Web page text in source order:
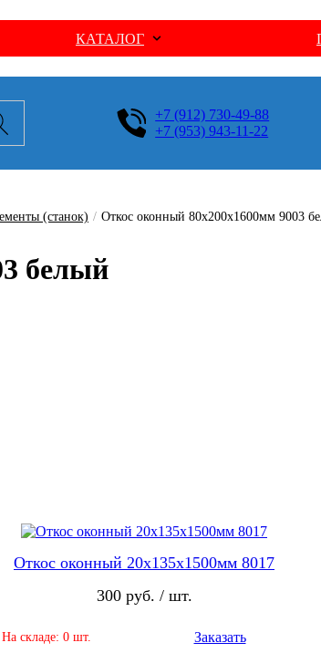
КАТАЛОГ
+7 (912) 730-49-88
+7 (953) 943-11-22
(станок) / Откос оконный 80х200х1600мм 9003
белый
Откос оконный 20х135х1500мм 8017
300 руб. / шт.
На складе: 0 шт. Заказать